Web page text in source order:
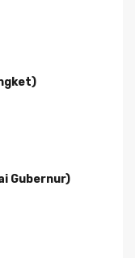
Gubernur)